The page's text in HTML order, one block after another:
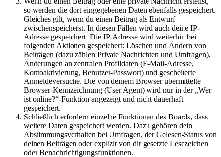
so werden die dort eingegebenen Daten ebenfalls gespeichert.
Gleiches gilt, wenn du einen Beitrag als Entwurf
zwischenspeicherst. In diesen Fällen wird auch deine IP-
Adresse gespeichert. Die IP-Adresse wird weiterhin bei
folgenden Aktionen gespeichert: Löschen und Ändern von
Beiträgen (dazu zählen Private Nachrichten und Umfragen),
Änderungen an zentralen Profildaten (E-Mail-Adresse,
Kontoaktivierung, Benutzer-Passwort) und gescheiterte
Anmeldeversuche. Die von deinem Browser übermittelte
Browser-Kennzeichnung (User Agent) wird nur in der „Wer
ist online?“-Funktion angezeigt und nicht dauerhaft
gespeichert.
Schließlich erfordern einzelne Funktionen des Boards, dass
weitere Daten gespeichert werden. Dazu gehören dein
Abstimmungsverhalten bei Umfragen, der Gelesen-Status von
deinen Beiträgen oder explizit von dir gesetzte Lesezeichen
oder Benachrichtigungsfunktionen.